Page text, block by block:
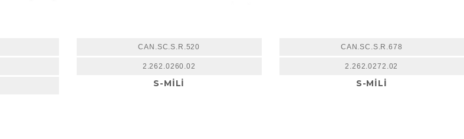
CAN.SC.S.R.520
2.262.0260.02
S-MİLİ
CAN.SC.S.R.678
2.262.0272.02
S-MİLİ